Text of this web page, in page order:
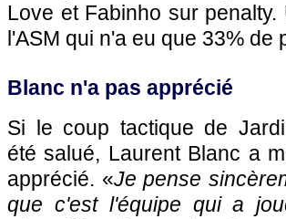
Love et Fabinho sur
l'ASM qui n'a eu que 33% de
Blanc n'a pas apprécié
Si le coup tactique de
été salué, Laurent Blanc a
apprécié. «Je pense
que c'est l'équipe qui a